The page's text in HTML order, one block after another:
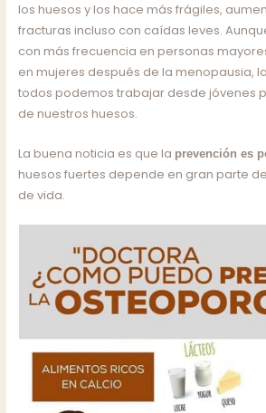
los huesos y los hace más frágiles,
fracturas incluso con caídas leves.
con más frecuencia en personas
en mujeres después de la menopausia,
todos podemos trabajar desde jóvenes
de nuestros huesos.
La buena noticia es que la prevención es
huesos fuertes depende en gran parte
de vida.